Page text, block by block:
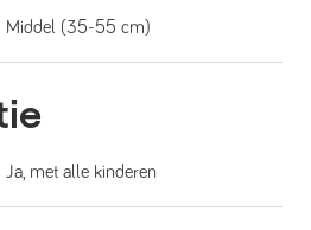
Middel (35-55 cm)
Ja, met alle kinderen